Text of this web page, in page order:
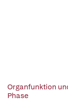
Organfunktion
Phase